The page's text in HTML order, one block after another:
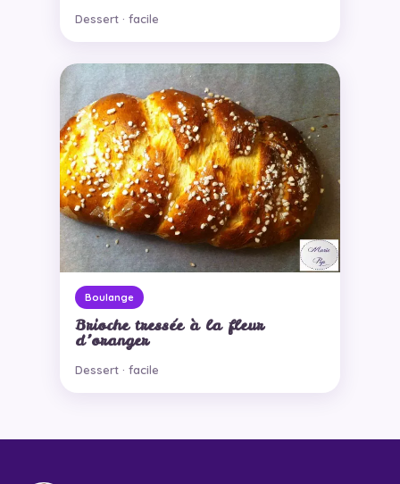
Dessert · facile
Boulange
Brioche tressée à la fleur
d’oranger
Dessert · facile